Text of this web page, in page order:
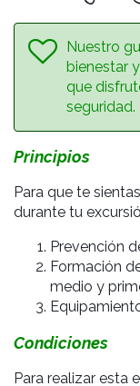
Nuestro
bienestar
que
seguridad.
Principios
Para que te
durante tu
Prevención
Formación
medio y
Condiciones
Para realizar esta